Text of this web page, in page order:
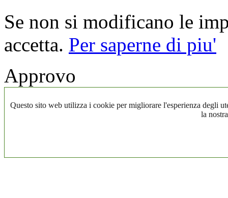
Se non si modificano le
accetta. Per saperne di piu'
Approvo
Questo sito web utilizza i cookie per migliorare l'esperienza degli
la